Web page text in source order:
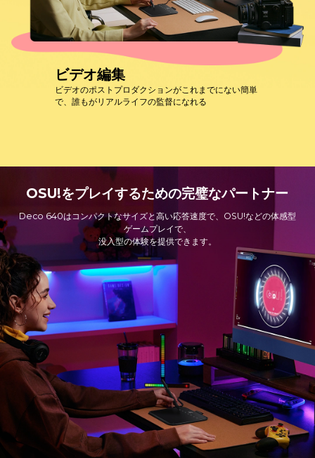
ビデオ編集
ビデオのポストプロダクションがこれまでにない簡単
で、誰もがリアルライフの監督になれる
OSU!をプレイするための完璧なパートナー
Deco 640はコンパクトなサイズと高い応答速度で、OSU!などの体感型
ゲームプレイで、
没入型の体験を提供できます。